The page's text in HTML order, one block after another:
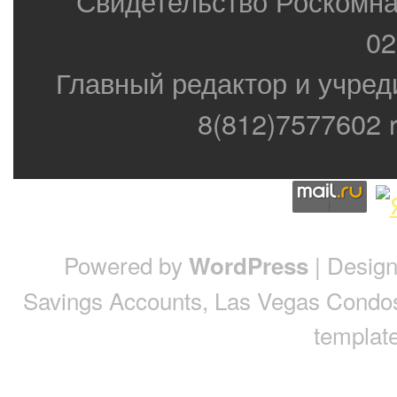
Главный редактор и
8(812)7577602
Powered by WordPress |
Savings Accounts, Las Vegas